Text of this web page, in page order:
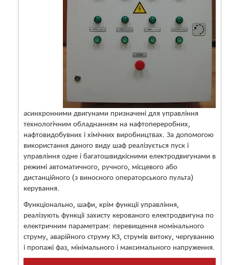
асинхронними двигунами призначені для управління
технологічним обладнанням на нафтопереробних,
нафтовидобувних і хімічних виробництвах. За допомогою
використання даного виду шаф реалізується пуск і
управління одне і багатошвидкісними електродвигунами в
режимі автоматичного, ручного, місцевого або
дистанційного (з виносного операторського пульта)
керування.
Функціонально, шафи, крім функції управління,
реалізують функції захисту керованого електродвигуна по
електричним параметрам: перевищення номінального
струму, аварійного струму КЗ, струмів витоку, чергуванню
і пропажі фаз, мінімального і максимального напруження.